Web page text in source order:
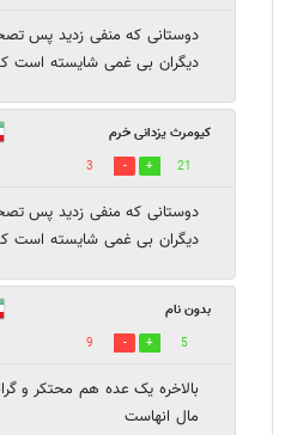
دوستانی که منفی زدید پس
دیگران بی غمی شایسته است
کیومرث یزدانی خرم
21
3
دوستانی که منفی زدید پس
دیگران بی غمی شایسته است
بدون نام
5
9
بالاخره یک عده هم محتکر و
مال انهاست